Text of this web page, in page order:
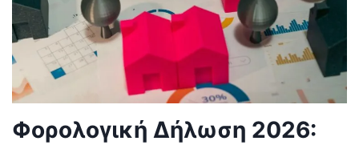
Φορολογική Δήλωση 2026: